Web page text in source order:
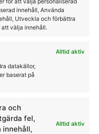
innehåll, Använda
Utveckla och förbättra
välja innehåll.
Alltid aktiv
datakällor,
baserat på
och
fel,
innehåll,
Alltid aktiv